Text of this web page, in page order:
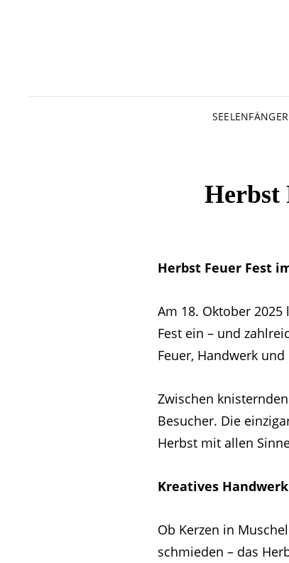
Herbst
Herbst Feuer Fest
Am 18. Oktober
Fest ein – und
Feuer, Handwerk
Zwischen
Besucher. Die
Herbst mit allen
Kreatives
Ob Kerzen in
schmieden – das